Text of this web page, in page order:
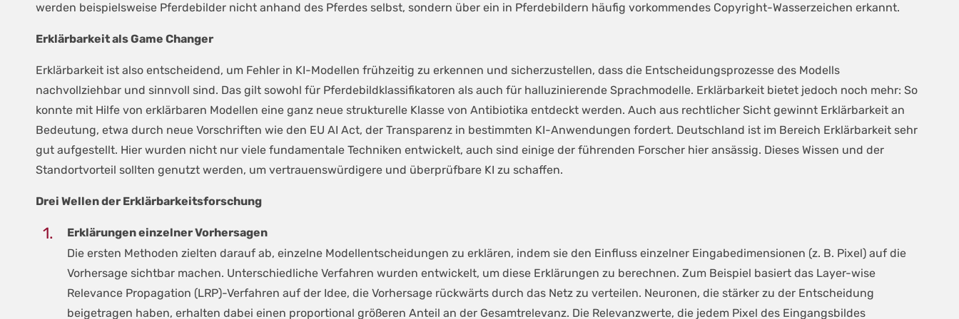
werden beispielsweise Pferdebilder nicht anhand des Pferdes selbst, sondern über ein in Pferdebildern häufig vorkommendes Copyright-Wasserzeichen erkannt.
Erklärbarkeit als Game Changer
Erklärbarkeit ist also entscheidend, um Fehler in KI-Modellen frühzeitig zu erkennen und sicherzustellen, dass die Entscheidungsprozesse des Modells
nachvollziehbar und sinnvoll sind. Das gilt sowohl für Pferdebildklassifikatoren als auch für halluzinierende Sprachmodelle. Erklärbarkeit bietet jedoch noch mehr: So
konnte mit Hilfe von erklärbaren Modellen eine ganz neue strukturelle Klasse von Antibiotika entdeckt werden. Auch aus rechtlicher Sicht gewinnt Erklärbarkeit an
Bedeutung, etwa durch neue Vorschriften wie den EU AI Act, der Transparenz in bestimmten KI-Anwendungen fordert. Deutschland ist im Bereich Erklärbarkeit sehr
gut aufgestellt. Hier wurden nicht nur viele fundamentale Techniken entwickelt, auch sind einige der führenden Forscher hier ansässig. Dieses Wissen und der
Standortvorteil sollten genutzt werden, um vertrauenswürdigere und überprüfbare KI zu schaffen.
Drei Wellen der Erklärbarkeitsforschung
Erklärungen einzelner Vorhersagen
Die ersten Methoden zielten darauf ab, einzelne Modellentscheidungen zu erklären, indem sie den Einfluss einzelner Eingabedimensionen (z. B. Pixel) auf die
Vorhersage sichtbar machen. Unterschied­liche Verfahren wurden entwickelt, um diese Erklärungen zu berechnen. Zum Beispiel basiert das Layer-wise
Relevance Propagation (LRP)-Verfahren auf der Idee, die Vorhersage rückwärts durch das Netz zu verteilen. Neuronen, die stärker zu der Entscheidung
beigetragen haben, erhalten dabei einen proportional größeren Anteil an der Gesamtrelevanz. Die Relevanzwerte, die jedem Pixel des Eingangsbildes